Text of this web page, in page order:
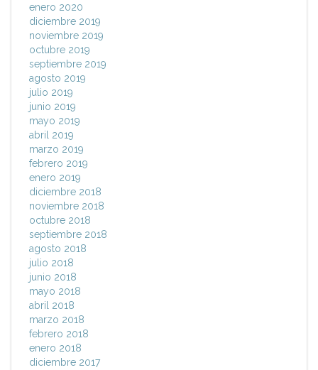
enero 2020
diciembre 2019
noviembre 2019
octubre 2019
septiembre 2019
agosto 2019
julio 2019
junio 2019
mayo 2019
abril 2019
marzo 2019
febrero 2019
enero 2019
diciembre 2018
noviembre 2018
octubre 2018
septiembre 2018
agosto 2018
julio 2018
junio 2018
mayo 2018
abril 2018
marzo 2018
febrero 2018
enero 2018
diciembre 2017